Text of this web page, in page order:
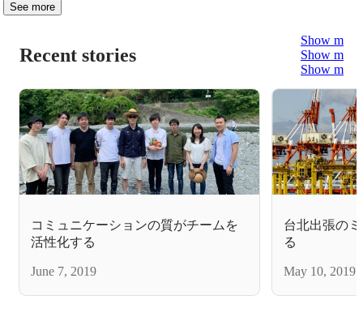
See more
Recent stories
Show more
Show more
Show more
コミュニケーションの質がチームを
活性化する
June 7, 2019
台北出張の
る ～イ
May 10, 2019